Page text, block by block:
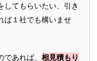
してもらいたい、引き
ば１社でも構いませ
あれば、 相見積もり